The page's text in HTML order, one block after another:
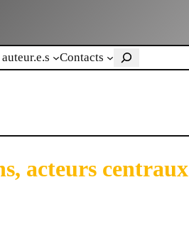
Contacts Rechercher
acteurs centraux